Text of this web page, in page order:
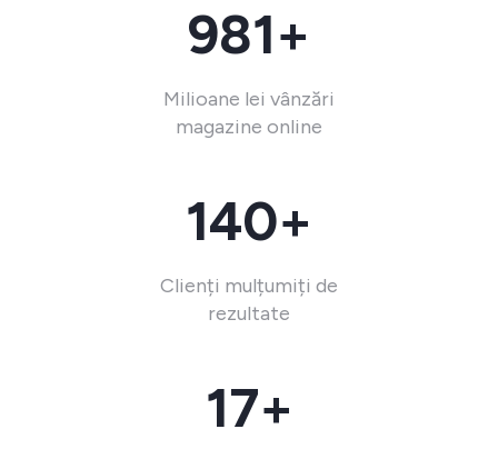
981+
Milioane lei vânzări
magazine online
140+
Clienți mulțumiți de
rezultate
17+